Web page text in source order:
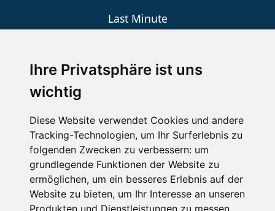
Ihre Privatsphäre ist uns
wichtig
Diese Website verwendet Cookies und andere
Tracking-Technologien, um Ihr Surferlebnis zu
folgenden Zwecken zu verbessern: um
grundlegende Funktionen der Website zu
ermöglichen, um ein besseres Erlebnis auf der
Website zu bieten, um Ihr Interesse an unseren
Produkten und Dienstleistungen zu messen
Last Minute
Wellness
SCHNEEHÖHEN SKI APP
Die Schneehoehen Ski APP für iOS und Android - Ein
Muss für alle Wintersportler und Schneefreaks!